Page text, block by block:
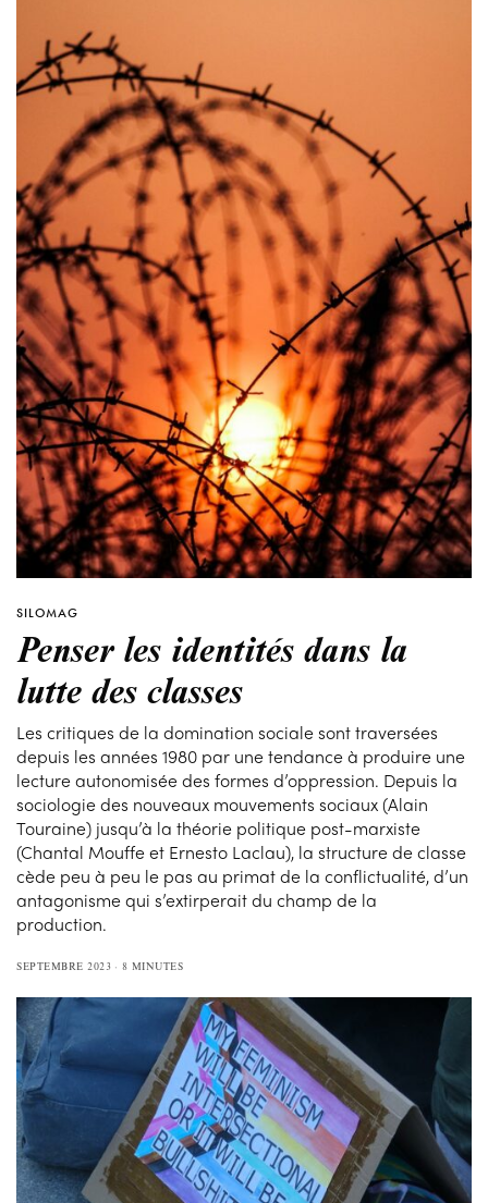
SILOMAG
Penser les identités dans la
lutte des classes
Les critiques de la domination sociale sont traversées
depuis les années 1980 par une tendance à produire une
lecture autonomisée des formes d’oppression. Depuis la
sociologie des nouveaux mouvements sociaux (Alain
Touraine) jusqu’à la théorie politique post-marxiste
(Chantal Mouffe et Ernesto Laclau), la structure de classe
cède peu à peu le pas au primat de la conflictualité, d’un
antagonisme qui s’extirperait du champ de la
production.
SEPTEMBRE 2023 8 MINUTES